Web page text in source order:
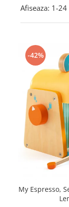
Afiseaza: 1-24
-42%
My Espresso,